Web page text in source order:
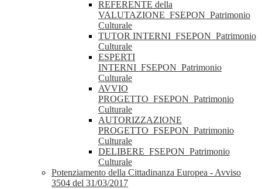
REFERENTE della
VALUTAZIONE_FSEPON_Patrimonio
Culturale
TUTOR INTERNI_FSEPON_Patrimonio
Culturale
ESPERTI
INTERNI_FSEPON_Patrimonio
Culturale
AVVIO
PROGETTO_FSEPON_Patrimonio
Culturale
AUTORIZZAZIONE
PROGETTO_FSEPON_Patrimonio
Culturale
DELIBERE_FSEPON_Patrimonio
Culturale
Potenziamento della Cittadinanza Europea - Avviso
3504 del 31/03/2017